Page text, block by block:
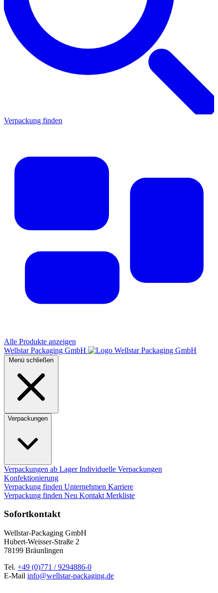
Verpackung finden
Alle Produkte anzeigen
Wellstar Packaging GmbH
Menü schließen
Verpackungen
Verpackungen ab LagerIndividuelle Verpackungen
Konfektionierung
Verpackung finden Unternehmen Karriere
Verpackung finden Neu Kontakt Merkliste
Sofortkontakt
Wellstar-Packaging GmbH
Hubert-Weisser-Straße 2
78199 Bräunlingen
Tel. +49 (0)771 / 9294886-0
E-Mail info@wellstar-packaging.de